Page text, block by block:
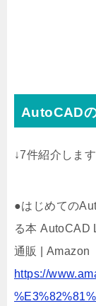
AutoCAD
↓7件紹介します
●はじめての
る本 AutoCAD
通販 | Amazon
https://